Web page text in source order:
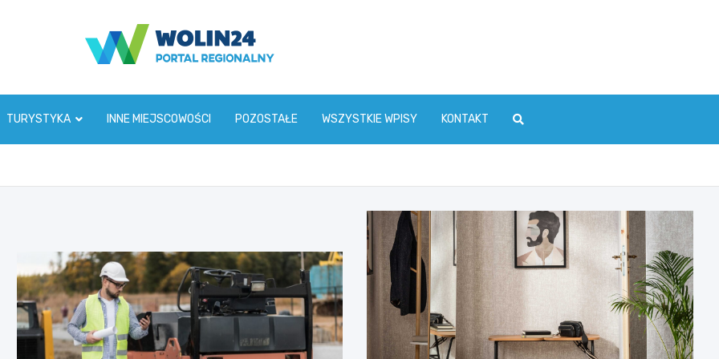
www.wolin24.pl
TURYSTYKA INNE MIEJSCOWOŚCI POZOSTAŁE WSZYSTKIE WPISY KONTAKT